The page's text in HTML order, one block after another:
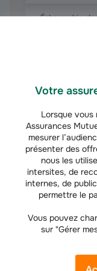
Votre
Lorsque vous
Assurances
mesurer
présenter des
nous les
intersites, de
internes, de
permettre le
Vous pouvez
sur "Gérer
Échographie-
Échographie
doppler du
des
voie
code
Radiographie
standard du